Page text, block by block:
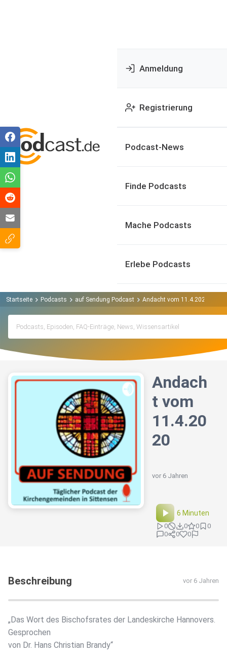
Anmeldung
Registrierung
Podcast-News
Finde Podcasts
Mache Podcasts
Erlebe Podcasts
Startseite Podcasts auf Sendung Podcast Andacht vom 11.4.2020
Andach
t vom
11.4.20
20
vor 6 Jahren
6 Minuten
0 0 0
0
0
0 0
Beschreibung vor 6 Jahren
„Das Wort des Bischofsrates der Landeskirche Hannovers.
Gesprochen
von Dr. Hans Christian Brandy“